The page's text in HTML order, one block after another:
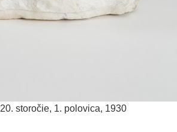
20. storočie, 1. polovica, 1930